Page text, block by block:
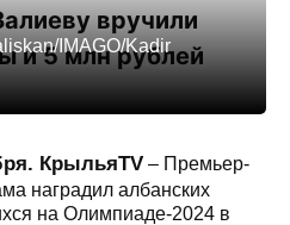
вручили
и 5 млн рублей
IMAGO/Kadir
КрыльяTV – Премьер-
наградил албанских
на Олимпиаде-2024 в